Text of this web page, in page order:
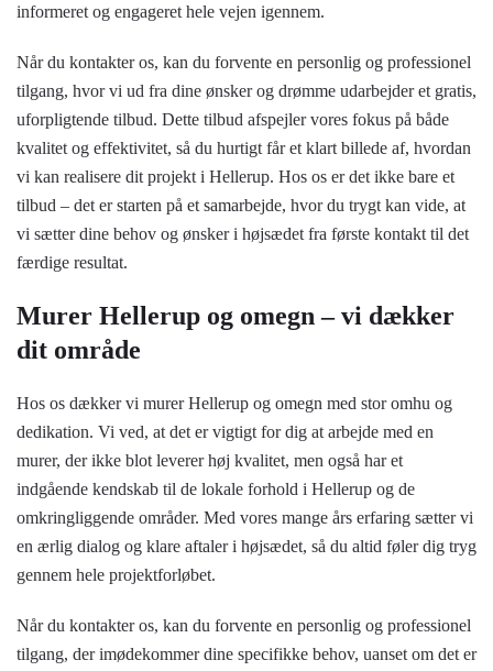
informeret og engageret hele vejen igennem.
Når du kontakter os, kan du forvente en personlig og professionel
tilgang, hvor vi ud fra dine ønsker og drømme udarbejder et gratis,
uforpligtende tilbud. Dette tilbud afspejler vores fokus på både
kvalitet og effektivitet, så du hurtigt får et klart billede af, hvordan
vi kan realisere dit projekt i Hellerup. Hos os er det ikke bare et
tilbud – det er starten på et samarbejde, hvor du trygt kan vide, at
vi sætter dine behov og ønsker i højsædet fra første kontakt til det
færdige resultat.
Murer Hellerup og omegn – vi dækker
dit område
Hos os dækker vi murer Hellerup og omegn med stor omhu og
dedikation. Vi ved, at det er vigtigt for dig at arbejde med en
murer, der ikke blot leverer høj kvalitet, men også har et
indgående kendskab til de lokale forhold i Hellerup og de
omkringliggende områder. Med vores mange års erfaring sætter vi
en ærlig dialog og klare aftaler i højsædet, så du altid føler dig tryg
gennem hele projektforløbet.
Når du kontakter os, kan du forvente en personlig og professionel
tilgang, der imødekommer dine specifikke behov, uanset om det er